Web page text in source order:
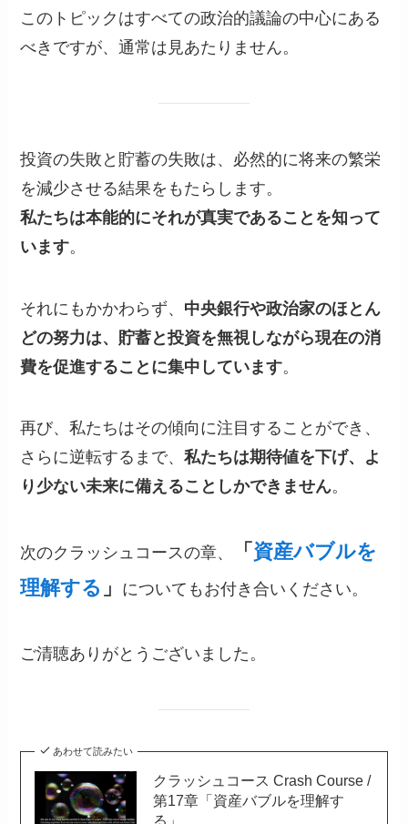
このトピックはすべての政治的議論の中心にある
べきですが、通常は見あたりません。
投資の失敗と貯蓄の失敗は、必然的に将来の繁栄
を減少させる結果をもたらします。
私たちは本能的にそれが真実であることを知って
います。
それにもかかわらず、 中央銀行や政治家のほとん
どの努力は、貯蓄と投資を無視しながら現在の消
費を促進することに集中しています。
再び、私たちはその傾向に注目することができ、
さらに逆転するまで、私たちは期待値を下げ、よ
り少ない未来に備えることしかできません。
次のクラッシュコースの章、 「 資産バブルを
理解する 」 についてもお付き合いください。
ご清聴ありがとうございました。
あわせて読みたい
クラッシュコース Crash Course /
第17章「資産バブルを理解す
る」